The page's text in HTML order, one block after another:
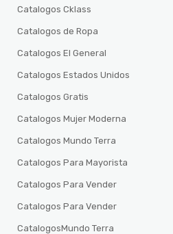
Catalogos Cklass
Catalogos de Ropa
Catalogos El General
Catalogos Estados Unidos
Catalogos Gratis
Catalogos Mujer Moderna
Catalogos Mundo Terra
Catalogos Para Mayorista
Catalogos Para Vender
Catalogos Para Vender
CatalogosMundo Terra